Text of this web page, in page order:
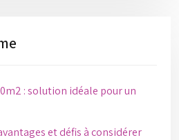
: solution idéale pour un
et défis à considérer